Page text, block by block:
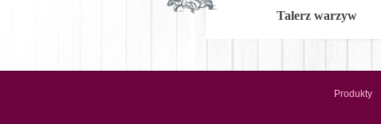
Talerz warzyw
Produkty